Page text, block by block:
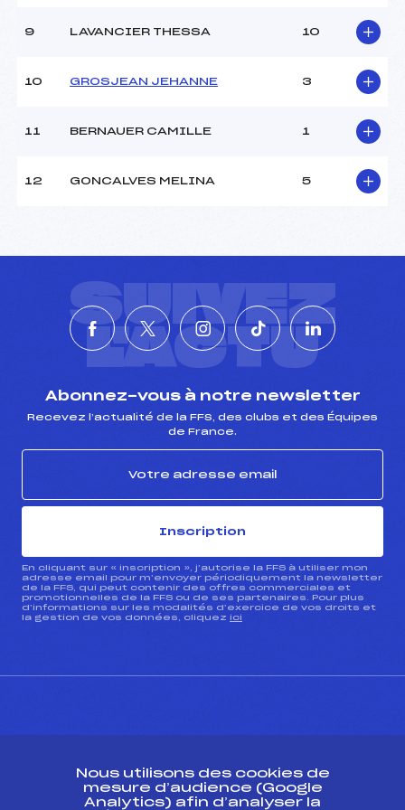
9 LAVANCIER THESSA 10
10 GROSJEAN JEHANNE 3
11 BERNAUER CAMILLE 1
12 GONCALVES MELINA 5
SUIVEZ
L'ACTU
Abonnez-vous à notre newsletter
Recevez l’actualité de la FFS, des clubs et des Équipes
de France.
Inscription
En cliquant sur « inscription », j’autorise la FFS à utiliser mon
adresse email pour m’envoyer périodiquement la newsletter
de la FFS, qui peut contenir des offres commerciales et
promotionnelles de la FFS ou de ses partenaires. Pour plus
d’informations sur les modalités d’exercice de vos droits et
la gestion de vos données, cliquez ici
Nous utilisons des cookies de
mesure d’audience (Google
Analytics) afin d’analyser la